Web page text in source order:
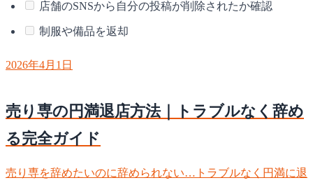
店舗のSNSから自分の投稿が削除されたか確認
制服や備品を返却
2026年4月1日
売り専の円満退店方法｜トラブルなく辞め
る完全ガイド
売り専を辞めたいのに辞められない…トラブルなく円満に退